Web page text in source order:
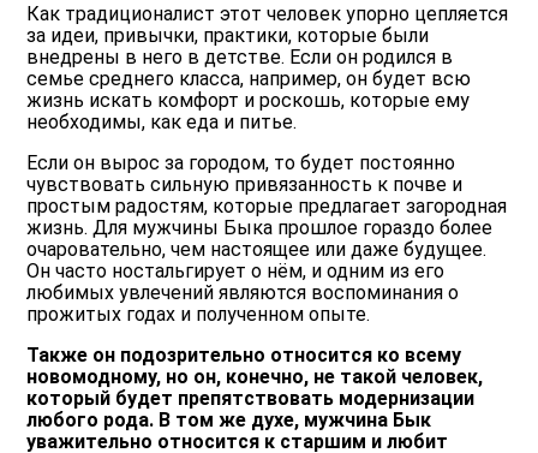
Как традиционалист этот человек упорно цепляется
за идеи, привычки, практики, которые были
внедрены в него в детстве. Если он родился в
семье среднего класса, например, он будет всю
жизнь искать комфорт и роскошь, которые ему
необходимы, как еда и питье.
Если он вырос за городом, то будет постоянно
чувствовать сильную привязанность к почве и
простым радостям, которые предлагает загородная
жизнь. Для мужчины Быка прошлое гораздо более
очаровательно, чем настоящее или даже будущее.
Он часто ностальгирует о нём, и одним из его
любимых увлечений являются воспоминания о
прожитых годах и полученном опыте.
Также он подозрительно относится ко всему
новомодному, но он, конечно, не такой человек,
который будет препятствовать модернизации
любого рода. В том же духе, мужчина Бык
уважительно относится к старшим и любит